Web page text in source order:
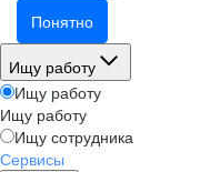
Понятно
Ищу работу
Ищу работу
Ищу работу
Ищу сотрудника
Сервисы